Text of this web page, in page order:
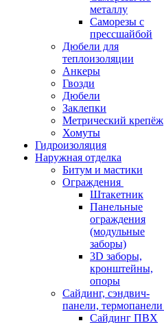
металлу
Саморезы с
прессшайбой
Дюбели для
теплоизоляции
Анкеры
Гвозди
Дюбели
Заклепки
Метрический крепёж
Хомуты
Гидроизоляция
Наружная отделка
Битум и мастики
Ограждения
Штакетник
Панельные
ограждения
(модульные
заборы)
3D заборы,
кронштейны,
опоры
Cайдинг, сэндвич-
панели, термопанели
Сайдинг ПВХ